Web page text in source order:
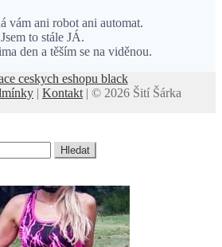
vám ani robot ani automat.
Jsem to stále JÁ.
den a těším se na viděnou.
| Kontakt | © 2026 Šití Šárka
Hledat